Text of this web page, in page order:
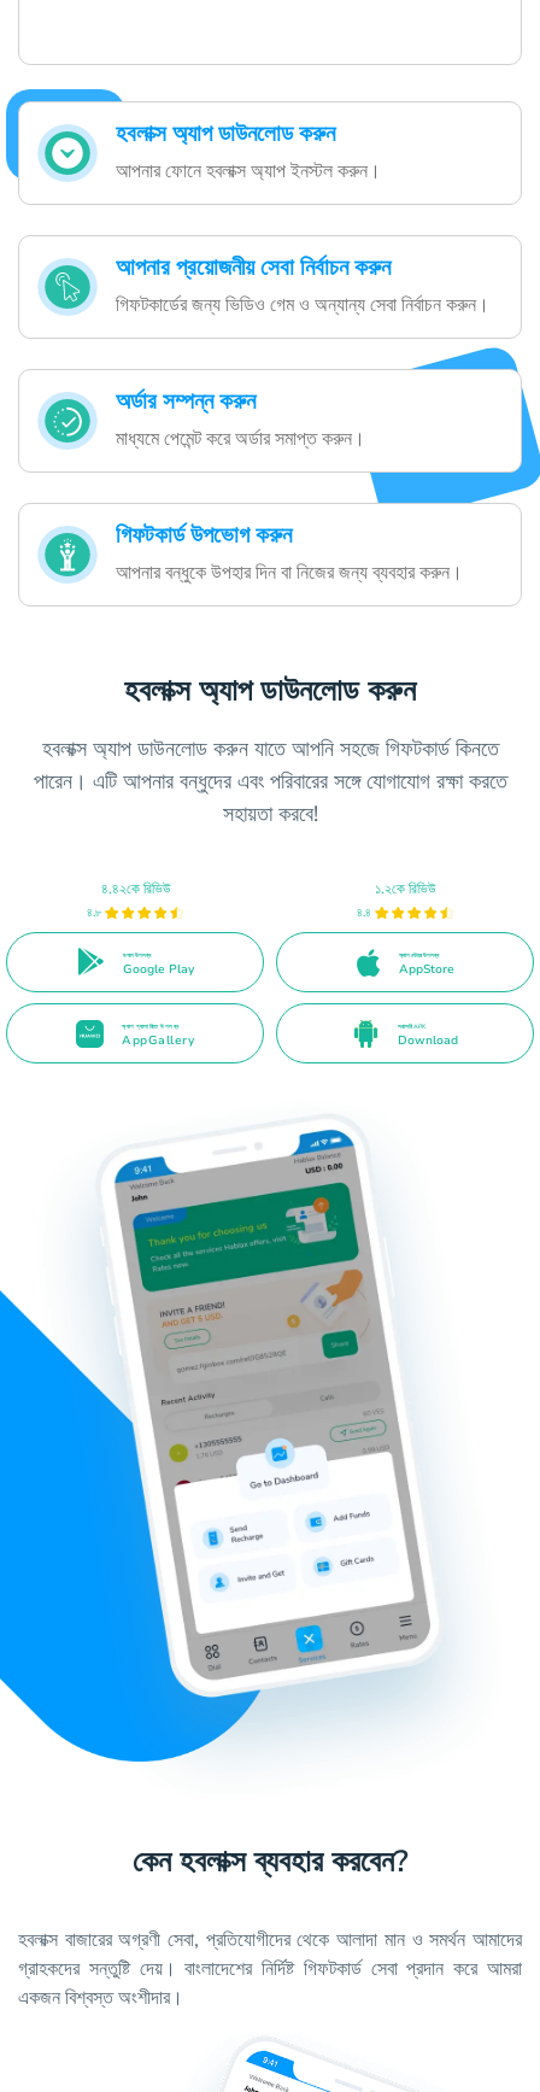
হবলাক্স অ্যাপ ডাউনলোড করুন
আপনার ফোনে হবলাক্স অ্যাপ ইনস্টল করুন।
আপনার প্রয়োজনীয় সেবা নির্বাচন করুন
গিফটকার্ডের জন্য ভিডিও গেম ও অন্যান্য সেবা নির্বাচন করুন।
অর্ডার সম্পন্ন করুন
মাধ্যমে পেমেন্ট করে অর্ডার সমাপ্ত করুন।
গিফটকার্ড উপভোগ করুন
আপনার বন্ধুকে উপহার দিন বা নিজের জন্য ব্যবহার করুন।
হবলাক্স অ্যাপ ডাউনলোড করুন
হবলাক্স অ্যাপ ডাউনলোড করুন যাতে আপনি সহজে গিফটকার্ড কিনতে
পারেন। এটি আপনার বন্ধুদের এবং পরিবারের সঙ্গে যোগাযোগ রক্ষা করতে
সহায়তা করবে!
৪.৪২কে রিভিউ
৪.৮
গুগলে উপলব্ধ
Google Play
১.২কে রিভিউ
৪.৪
অ্যাপ স্টোরে উপলব্ধ
AppStore
অ্যাপ গ্যালারিতে উপলব্ধ
AppGallery
সরাসরি APK
Download
কেন হবলাক্স ব্যবহার করবেন?
হবলাক্স বাজারের অগ্রণী সেবা, প্রতিযোগীদের থেকে আলাদা মান ও সমর্থন আমাদের
গ্রাহকদের সন্তুষ্টি দেয়। বাংলাদেশের নির্দিষ্ট গিফটকার্ড সেবা প্রদান করে আমরা
একজন বিশ্বস্ত অংশীদার।